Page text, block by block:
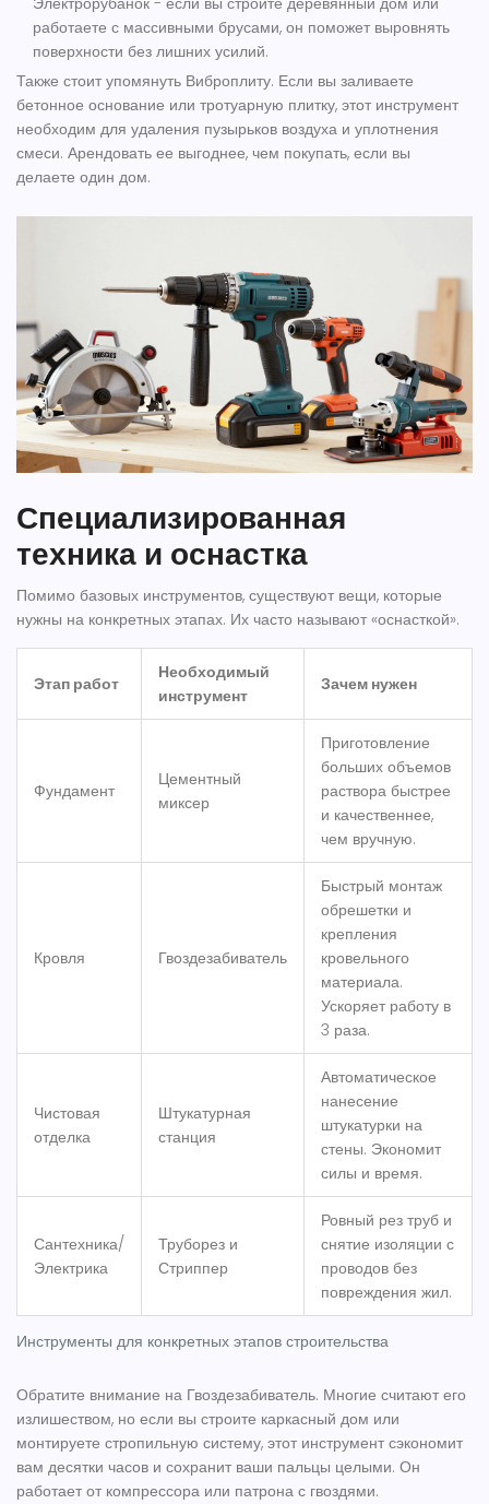
работаете с массивными брусами, он поможет выровнять
поверхности без лишних усилий.
Также стоит упомянуть Виброплиту. Если вы заливаете
бетонное основание или тротуарную плитку, этот инструмент
необходим для удаления пузырьков воздуха и уплотнения
смеси. Арендовать ее выгоднее, чем покупать, если вы
делаете один дом.
Специализированная
техника и оснастка
Помимо базовых инструментов, существуют вещи, которые
нужны на конкретных этапах. Их часто называют «оснасткой».
Инструменты для конкретных этапов строительства
Этап работ
Необходимый
инструмент
Зачем нужен
Фундамент
Цементный
миксер
Приготовление
больших объемов
раствора быстрее
и качественнее,
чем вручную.
Кровля Гвоздезабиватель
Быстрый монтаж
обрешетки и
крепления
кровельного
материала.
Ускоряет работу в
3 раза.
Чистовая
отделка
Штукатурная
станция
Автоматическое
нанесение
штукатурки на
стены. Экономит
силы и время.
Сантехника/
Электрика
Труборез и
Стриппер
Ровный рез труб и
снятие изоляции с
проводов без
повреждения жил.
Обратите внимание на Гвоздезабиватель. Многие считают его
излишеством, но если вы строите каркасный дом или
монтируете стропильную систему, этот инструмент сэкономит
вам десятки часов и сохранит ваши пальцы целыми. Он
работает от компрессора или патрона с гвоздями.